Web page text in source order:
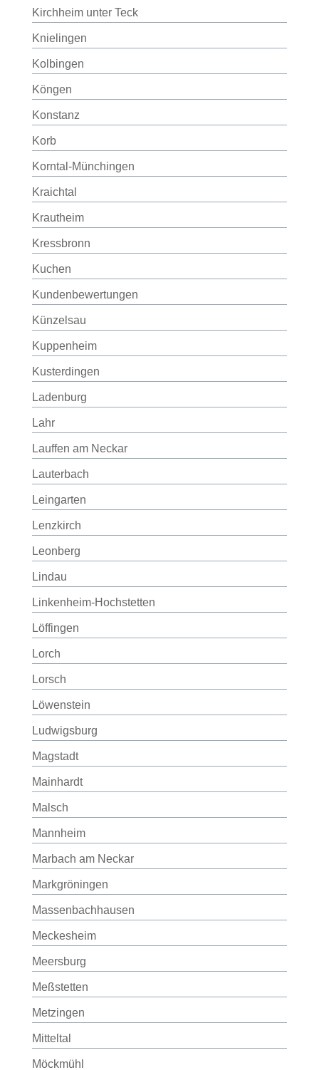
Kirchheim unter Teck
Knielingen
Kolbingen
Köngen
Konstanz
Korb
Korntal-Münchingen
Kraichtal
Krautheim
Kressbronn
Kuchen
Kundenbewertungen
Künzelsau
Kuppenheim
Kusterdingen
Ladenburg
Lahr
Lauffen am Neckar
Lauterbach
Leingarten
Lenzkirch
Leonberg
Lindau
Linkenheim-Hochstetten
Löffingen
Lorch
Lorsch
Löwenstein
Ludwigsburg
Magstadt
Mainhardt
Malsch
Mannheim
Marbach am Neckar
Markgröningen
Massenbachhausen
Meckesheim
Meersburg
Meßstetten
Metzingen
Mitteltal
Möckmühl